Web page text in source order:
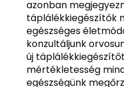
azonban
táplálékkiegészítők
egészséges
konzultáljunk
új
mértékletesség
egészségünk